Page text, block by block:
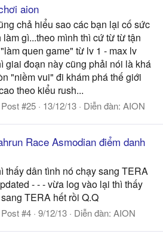
aion
chả hiểu sao các bạn lại cố sức
gì...theo mình thì cứ từ từ tận
quen game" từ lv 1 - max lv
giai đoạn này cũng phải nói là khá
"niềm vui" đi khám phá thế giới
theo kiểu rush...
Post #25 13/12/13 Diễn đàn: AION
Race Asmodian điểm danh
thấy dân tình nó chạy sang TERA
- - - vừa log vào lại thì thấy
TERA hết rồi Q.Q
Post #4 9/12/13 Diễn đàn: AION